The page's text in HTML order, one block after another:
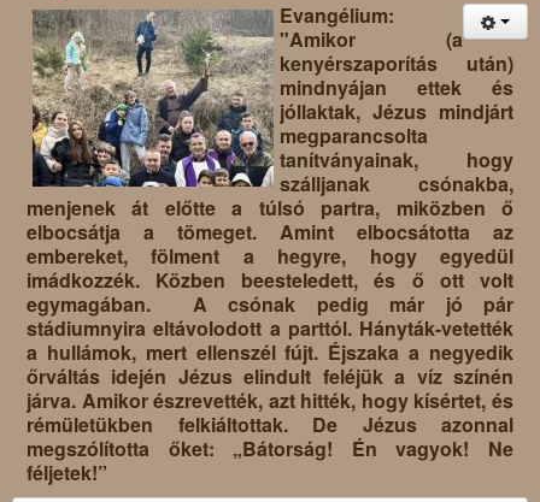
Evangélium:
"Amikor (a
kenyérszaporítás után)
mindnyájan ettek és
jóllaktak, Jézus mindjárt
megparancsolta
tanítványainak, hogy
szálljanak csónakba,
menjenek át előtte a túlsó partra, miközben ő
elbocsátja a tömeget. Amint elbocsátotta az
embereket, fölment a hegyre, hogy egyedül
imádkozzék. Közben beesteledett, és ő ott volt
egymagában. A csónak pedig már jó pár
stádiumnyira eltávolodott a parttól. Hányták-vetették
a hullámok, mert ellenszél fújt. Éjszaka a negyedik
őrváltás idején Jézus elindult feléjük a víz színén
járva. Amikor észrevették, azt hitték, hogy kísértet, és
rémületükben felkiáltottak. De Jézus azonnal
megszólította őket: „Bátorság! Én vagyok! Ne
féljetek!”